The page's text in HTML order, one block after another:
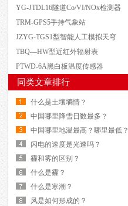
YG-JTDL16隧道Co/VI/NOx检测器
TRM-GPS5手持气象站
JZYG-TGS1型智能人工模拟天穹
TBQ—HW型近红外辐射表
PTWD-6A黑白板温度传感器
同类文章排行
什么是土壤墒情？
中国哪里降雪日数最多？
中国哪里地温最高？哪里最低？
闪电的速度是光速吗？
霾和雾的区别？
什么是霾？
什么是寒潮？
风是如何形成的？